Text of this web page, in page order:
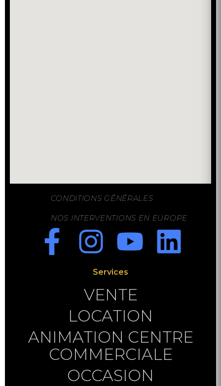
CONDITIONS GÉNÉRALES
NOS INTERVENTIONS EN EUROPE
Services
VENTE
LOCATION
ANIMATION CENTRE
COMMERCIALE
OCCASION